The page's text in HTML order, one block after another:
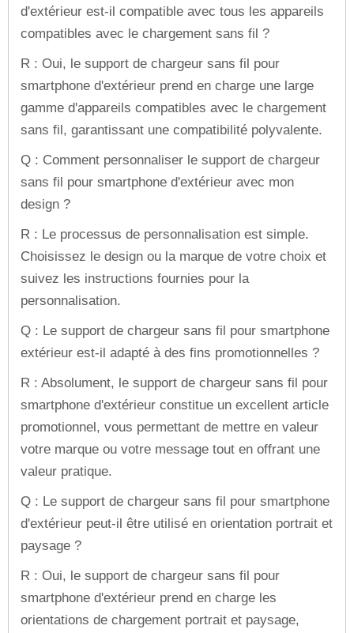
d'extérieur est-il compatible avec tous les appareils
compatibles avec le chargement sans fil ?
R : Oui, le support de chargeur sans fil pour
smartphone d'extérieur prend en charge une large
gamme d'appareils compatibles avec le chargement
sans fil, garantissant une compatibilité polyvalente.
Q : Comment personnaliser le support de chargeur
sans fil pour smartphone d'extérieur avec mon
design ?
R : Le processus de personnalisation est simple.
Choisissez le design ou la marque de votre choix et
suivez les instructions fournies pour la
personnalisation.
Q : Le support de chargeur sans fil pour smartphone
extérieur est-il adapté à des fins promotionnelles ?
R : Absolument, le support de chargeur sans fil pour
smartphone d'extérieur constitue un excellent article
promotionnel, vous permettant de mettre en valeur
votre marque ou votre message tout en offrant une
valeur pratique.
Q : Le support de chargeur sans fil pour smartphone
d'extérieur peut-il être utilisé en orientation portrait et
paysage ?
R : Oui, le support de chargeur sans fil pour
smartphone d'extérieur prend en charge les
orientations de chargement portrait et paysage,